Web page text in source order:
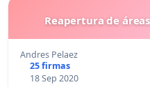
Reapertura de
Andres Pelaez
25 firmas
18 Sep 2020